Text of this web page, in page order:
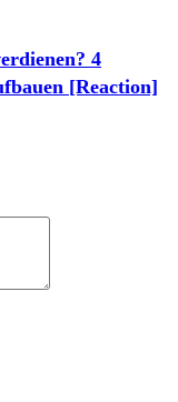
4
[Reaction]